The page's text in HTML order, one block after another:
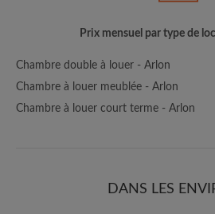
Prix mensuel par type de
Chambre double à louer - Arlon
Chambre à louer meublée - Arlon
Chambre à louer court terme - Arlon
DANS LES